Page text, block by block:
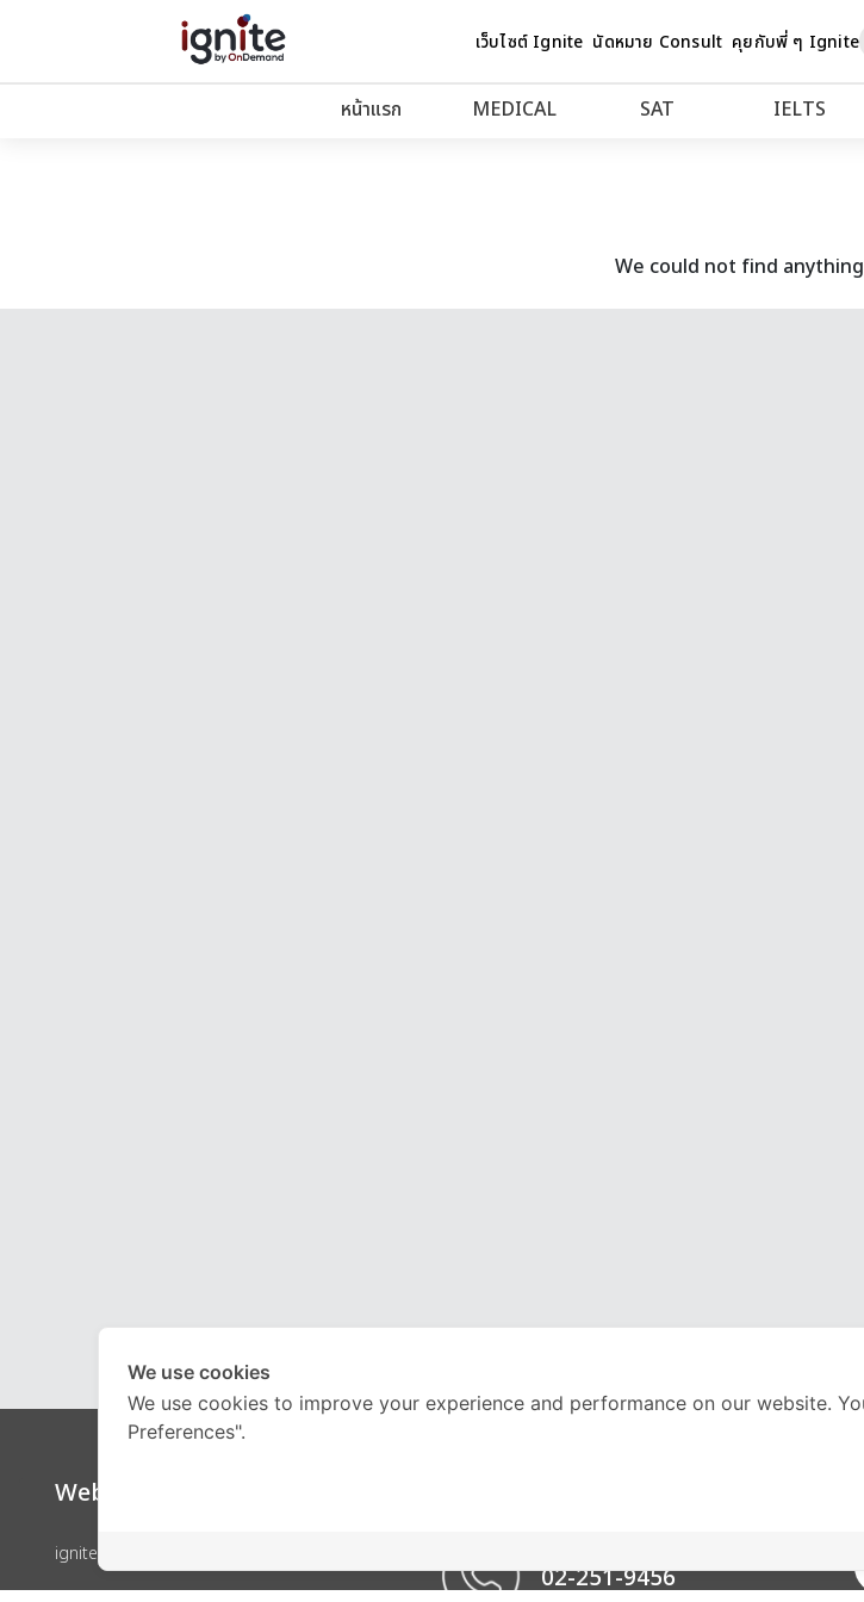
เว็บไซต์ Ignite นัดหมาย Consult คุยกับพี่ ๆ Ignite
หน้าแรก MEDICAL SAT IELTS
We could not find
Website
ignite by OnDemand
02-251-9456
We use cookies
We use cookies to improve your experience and performance on our website.
Preferences".